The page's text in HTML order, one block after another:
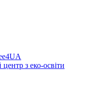
з еко-освіти